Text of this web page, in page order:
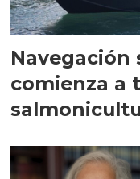
Navegación
comienza a